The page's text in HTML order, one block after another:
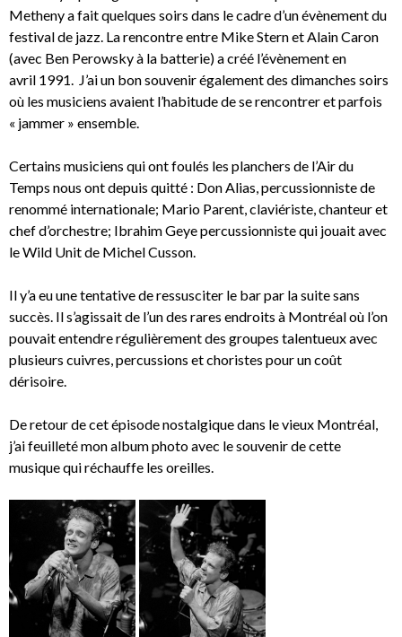
Metheny a fait quelques soirs dans le cadre d’un évènement du
festival de jazz. La rencontre entre Mike Stern et Alain Caron
(avec Ben Perowsky à la batterie) a créé l’évènement en
avril 1991. J’ai un bon souvenir également des dimanches soirs
où les musiciens avaient l’habitude de se rencontrer et parfois
« jammer » ensemble.
Certains musiciens qui ont foulés les planchers de l’Air du
Temps nous ont depuis quitté : Don Alias, percussionniste de
renommé internationale; Mario Parent, claviériste, chanteur et
chef d’orchestre; Ibrahim Geye percussionniste qui jouait avec
le Wild Unit de Michel Cusson.
Il y’a eu une tentative de ressusciter le bar par la suite sans
succès. Il s’agissait de l’un des rares endroits à Montréal où l’on
pouvait entendre régulièrement des groupes talentueux avec
plusieurs cuivres, percussions et choristes pour un coût
dérisoire.
De retour de cet épisode nostalgique dans le vieux Montréal,
j’ai feuilleté mon album photo avec le souvenir de cette
musique qui réchauffe les oreilles.